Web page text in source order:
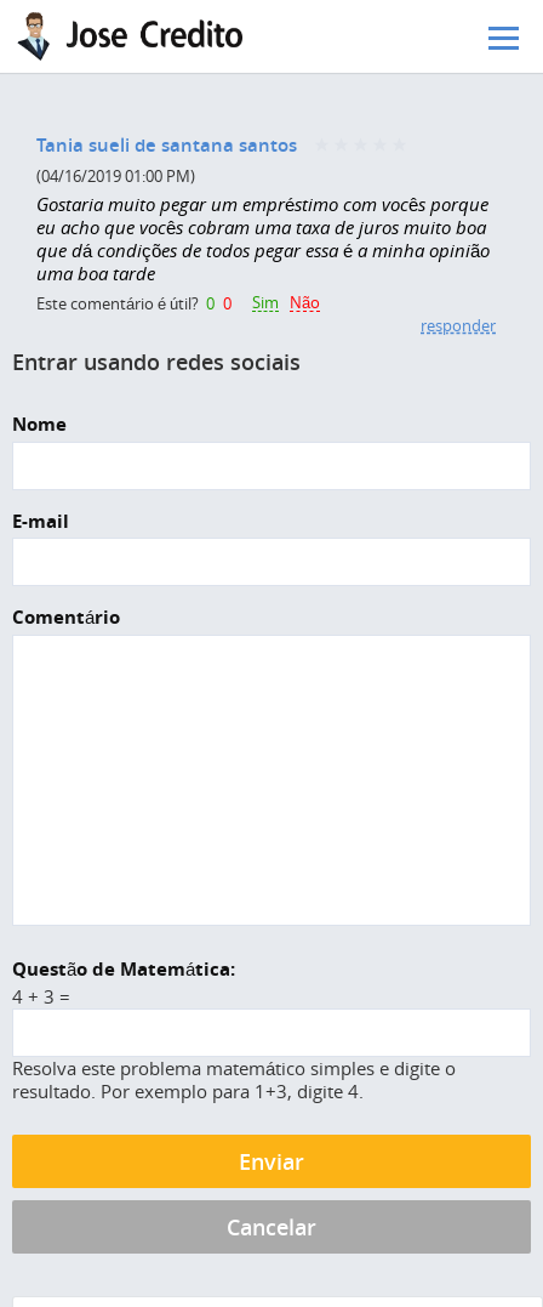
Pular para o conteúdo principal
Tania sueli de santana santos
(04/16/2019 01:00 PM)
Gostaria muito pegar um empréstimo com vocês porque
eu acho que vocês cobram uma taxa de juros muito boa
que dá condições de todos pegar essa é a minha opinião
uma boa tarde
Este comentário é útil? 0 0 Sim
Não
responder
Entrar usando redes sociais
Nome
E-mail
Comentário
Questão de Matemática:
4 + 3 =
Resolva este problema matemático simples e digite o
resultado. Por exemplo para 1+3, digite 4.